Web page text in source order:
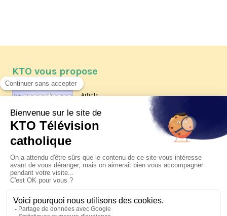
KTO vous propose
Article
Les reportages d'été 2026 de KTO
La visite pastorale du pape Léon
XIV à Assise à suivre sur KTO le
jeudi 6 août
Le pape en Uruguay, Argentine et
Pérou du 6 au 17 novembre 2026